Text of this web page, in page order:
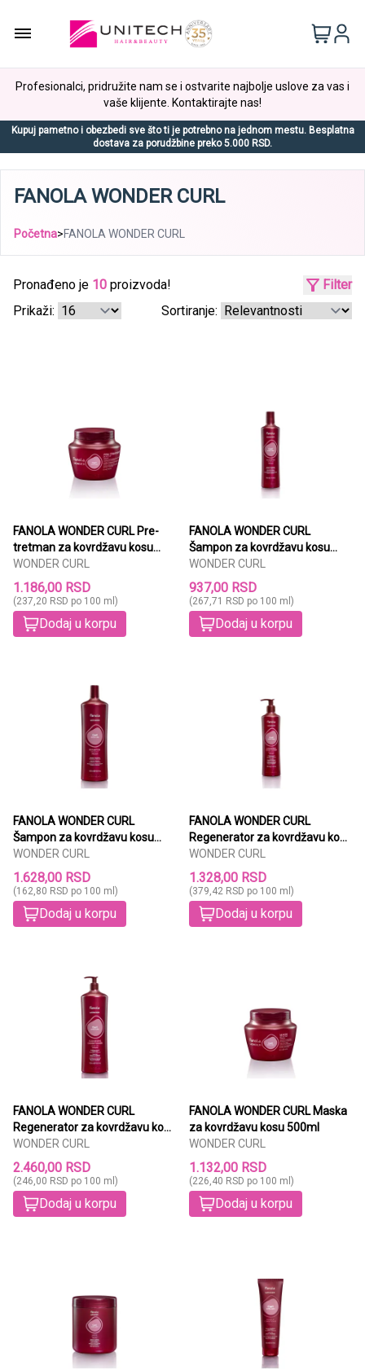
Profesionalci, pridružite nam se i ostvarite najbolje uslove za vas i
vaše klijente. Kontaktirajte nas!
Kupuj pametno i obezbedi sve što ti je potrebno na jednom mestu. Besplatna
dostava za porudžbine preko 5.000 RSD.
FANOLA WONDER CURL
Početna>FANOLA WONDER CURL
Pronađeno je 10 proizvoda!
Filter
Prikaži:
Sortiranje:
FANOLA WONDER CURL Pre-
tretman za kovrdžavu kosu
500ml
WONDER CURL
1.186,00 RSD
(237,20 RSD po 100 ml)
Dodaj u korpu
FANOLA WONDER CURL
Šampon za kovrdžavu kosu
350ml
WONDER CURL
937,00 RSD
(267,71 RSD po 100 ml)
Dodaj u korpu
FANOLA WONDER CURL
Šampon za kovrdžavu kosu
1000ml
WONDER CURL
1.628,00 RSD
(162,80 RSD po 100 ml)
Dodaj u korpu
FANOLA WONDER CURL
Regenerator za kovrdžavu kosu
350ml
WONDER CURL
1.328,00 RSD
(379,42 RSD po 100 ml)
Dodaj u korpu
FANOLA WONDER CURL
Regenerator za kovrdžavu kosu
1000ml
WONDER CURL
2.460,00 RSD
(246,00 RSD po 100 ml)
Dodaj u korpu
FANOLA WONDER CURL Maska
za kovrdžavu kosu 500ml
WONDER CURL
1.132,00 RSD
(226,40 RSD po 100 ml)
Dodaj u korpu